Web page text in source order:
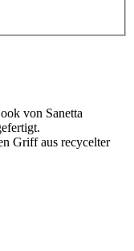
von Sanetta
Griff aus recycelter